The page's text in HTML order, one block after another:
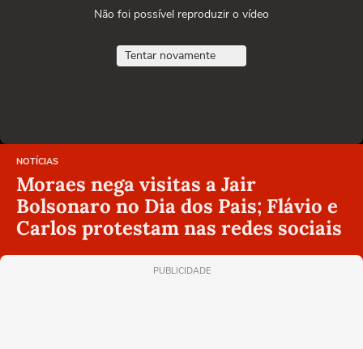
Não foi possível reproduzir o vídeo
Tentar novamente
NOTÍCIAS
Moraes nega visitas a Jair
Bolsonaro no Dia dos Pais; Flávio e
Carlos protestam nas redes sociais
PUBLICIDADE